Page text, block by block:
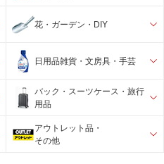
花・ガーデン・DIY
日用品雑貨・文房具・手芸
バック・スーツケース・旅行
用品
アウトレット品・
その他